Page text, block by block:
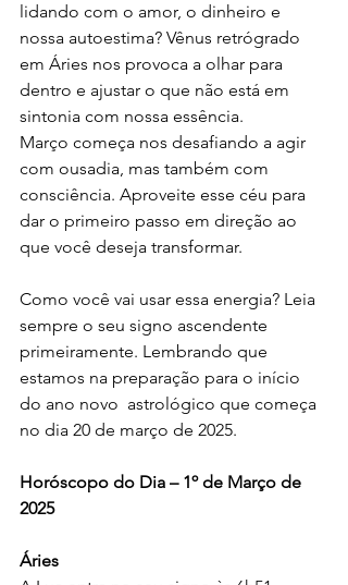
lidando com o amor, o dinheiro e
nossa autoestima? Vênus retrógrado
em Áries nos provoca a olhar para
dentro e ajustar o que não está em
sintonia com nossa essência.
Março começa nos desafiando a agir
com ousadia, mas também com
consciência. Aproveite esse céu para
dar o primeiro passo em direção ao
que você deseja transformar.
Como você vai usar essa energia? Leia
sempre o seu signo ascendente
primeiramente. Lembrando que
estamos na preparação para o início
do ano novo  astrológico que começa
no dia 20 de março de 2025.
Horóscopo do Dia – 1º de Março de
2025
Áries